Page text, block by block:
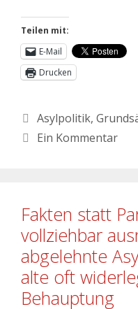
Teilen mit:
E-Mail
Drucken
Asylpolitik,
Ein Kommentar
Fakten statt
vollziehbar
abgelehnte
alte oft
Behauptung